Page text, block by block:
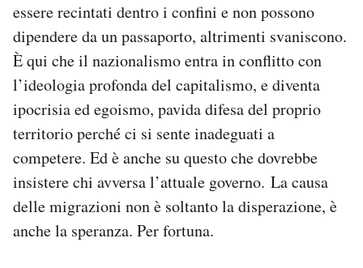
essere recintati dentro i confini e non possono
dipendere da un passaporto, altrimenti svaniscono.
È qui che il nazionalismo entra in conflitto con
l’ideologia profonda del capitalismo, e diventa
ipocrisia ed egoismo, pavida difesa del proprio
territorio perché ci si sente inadeguati a
competere. Ed è anche su questo che dovrebbe
insistere chi avversa l’attuale governo. La causa
delle migrazioni non è soltanto la disperazione, è
anche la speranza. Per fortuna.